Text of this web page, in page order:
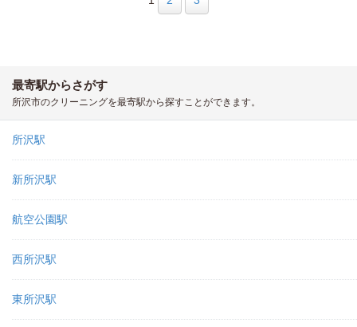
最寄駅からさがす
所沢市のクリーニングを最寄駅から探すことができます。
所沢駅
新所沢駅
航空公園駅
西所沢駅
東所沢駅